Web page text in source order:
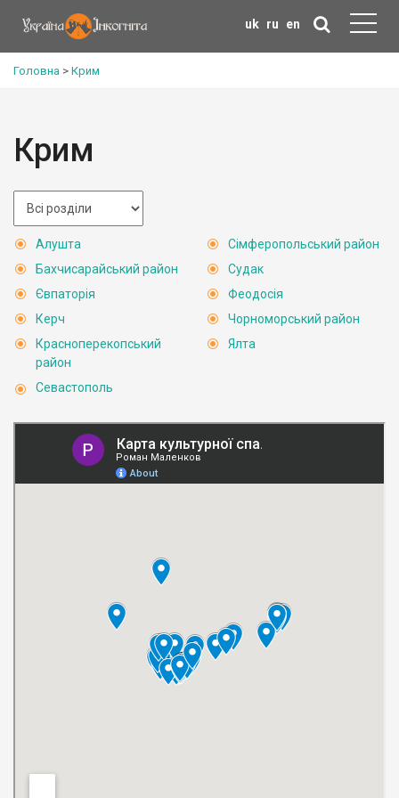
uk ru en
Головна > Крим
Крим
Алушта
Бахчисарайський район
Євпаторія
Керч
Красноперекопський
район
Севастополь
Сімферопольський район
Судак
Феодосія
Чорноморський район
Ялта